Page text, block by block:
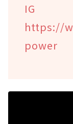
https://
power